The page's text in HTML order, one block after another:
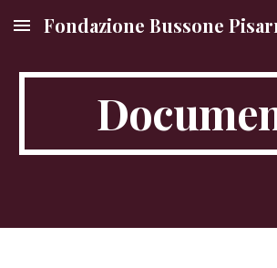
Skip to main content
Fondazione Bussone